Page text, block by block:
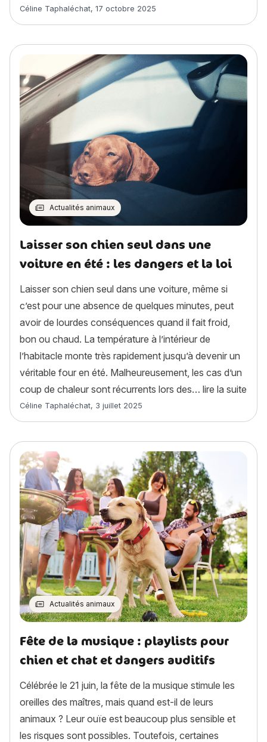
Article rédigé par
Céline Taphaléchat, 17 octobre 2025
Actualités animaux
Laisser son chien seul dans une
voiture en été : les dangers et la loi
Laisser son chien seul dans une voiture, même si
c’est pour une absence de quelques minutes, peut
avoir de lourdes conséquences quand il fait froid,
bon ou chaud. La température à l’intérieur de
l’habitacle monte très rapidement jusqu’à devenir un
véritable four en été. Malheureusement, les cas d’un
coup de chaleur sont récurrents lors des… lire la suite
Article rédigé par
Céline Taphaléchat, 3 juillet 2025
Actualités animaux
Fête de la musique : playlists pour
chien et chat et dangers auditifs
Célébrée le 21 juin, la fête de la musique stimule les
oreilles des maîtres, mais quand est-il de leurs
animaux ? Leur ouïe est beaucoup plus sensible et
les risques sont possibles. Toutefois, certaines